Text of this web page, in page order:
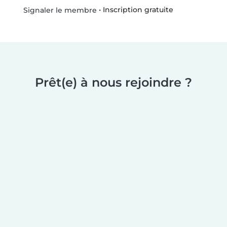
Signaler le membre • Inscription gratuite
Prêt(e) à nous rejoindre ?